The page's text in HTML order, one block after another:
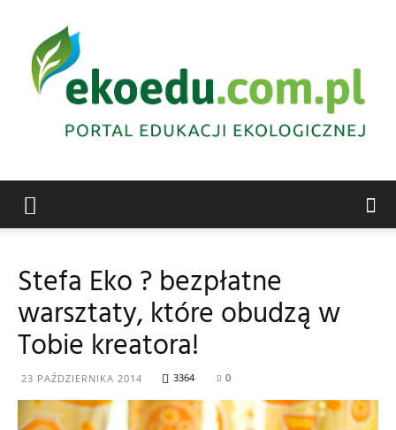
ekologiczna
Abrys
Stefa Eko ? bezpłatne
warsztaty, które obudzą w
Tobie kreatora!
23 PAŹDZIERNIKA 2014 3364 0